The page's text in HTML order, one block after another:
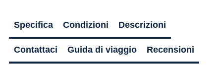
Specifica Condizioni Descrizioni
Contattaci Guida di viaggio Recensioni